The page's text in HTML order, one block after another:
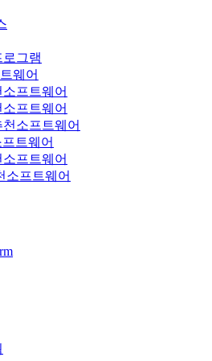
그램
웨어
프트웨어
프트웨어
소프트웨어
트웨어
프트웨어
소프트웨어